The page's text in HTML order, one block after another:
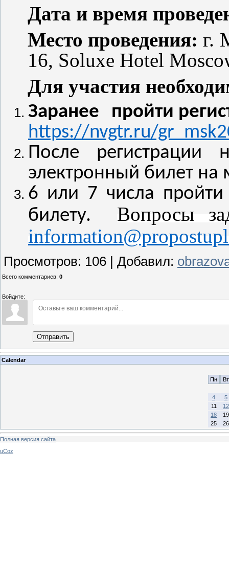
Дата и время
Место проведения: г.
16, Soluxe Hotel
Для участия
Заранее пройти
https://nvgtr.ru/
После регистрации
электронный билет
6 или 7 числа
билету.
Вопросы
Просмотров: 106 | Добавил:
Всего комментариев: 0
Войдите:
Отправить
Calendar
Пн Вт
4
5
11
12
18
19
25
26
Полная версия сайта
uCoz